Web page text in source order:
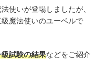
使いが登場しましたが、
魔法使いのユーベルで
試験の結果などをご紹介